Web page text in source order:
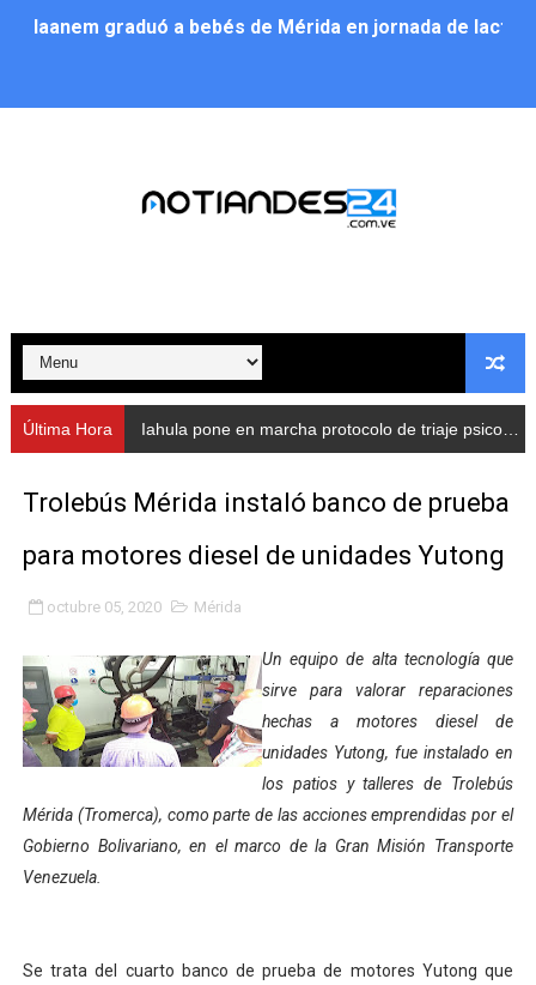
Iaanem graduó a bebés de Mérida en jornada de
Alcalde Nelson Álvarez llevó jornada recreativa a la
Nevado Gas optimiza servicio residencial en la
Balance semestral impulsa inclusión y atención a
Plan Vacacional Comunitario “Ríe 2026” recorre las
Alcaldía del Municipio Libertador realizó una jornada
Fundacite Mérida dicta taller gratuito de electrónica
INN-Mérida celebró el Lacto grado para promover el
Impulsan plan estratégico de seguridad ciudadana
Mérida impulsa desarrollo económico con taller de
Fomficc consolida alianzas e impulsa la economía
Niños de Estudiantes de Mérida sembraron 110
Corposalud y Secretaría Social fortalecen la atención
Última Hora Iahula pone en marcha protocolo de triaje psicosocial para atender a rescatistas
Trolebús Mérida instaló banco de prueba
para motores diesel de unidades Yutong
octubre 05, 2020 Mérida
Un equipo de alta tecnología que
sirve para valorar reparaciones
hechas a motores diesel de
unidades Yutong, fue instalado en
los patios y talleres de Trolebús
Mérida (Tromerca), como parte de las acciones emprendidas por el
Gobierno Bolivariano, en el marco de la Gran Misión Transporte
Venezuela.
Se trata del cuarto banco de prueba de motores Yutong que